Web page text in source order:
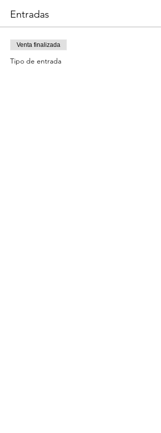
Entradas
Venta finalizada
Tipo de entrada